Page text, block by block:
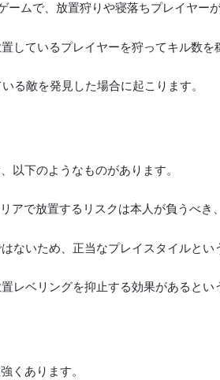
ームで、放置狩りや寝落ちプレイヤー
しているプレイヤーを狩ってキル数を
る敵を発見した場合に起こります。
以下のようなものがあります。
リアで放置するリスクは本人が負うべき
はないため、正当なプレイスタイルとい
置レベリングを抑止する効果があるとい
くあります。